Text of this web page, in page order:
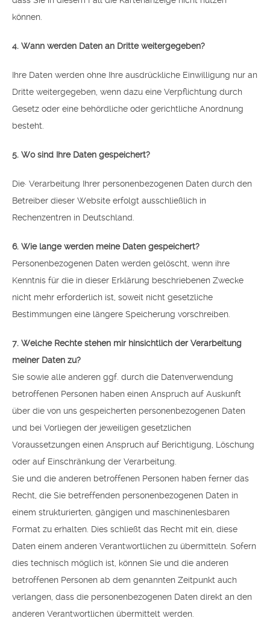
können.
4. Wann werden Daten an Dritte weitergegeben?
Ihre Daten werden ohne Ihre ausdrückliche Einwilligung nur an
Dritte weitergegeben, wenn dazu eine Verpflichtung durch
Gesetz oder eine behördliche oder gerichtliche Anordnung
besteht.
5. Wo sind Ihre Daten gespeichert?
Die· Verarbeitung Ihrer personenbezogenen Daten durch den
Betreiber dieser Website erfolgt ausschließlich in
Rechenzentren in Deutschland.
6. Wie lange werden meine Daten gespeichert?
Personenbezogenen Daten werden gelöscht, wenn ihre
Kenntnis für die in dieser Erklärung beschriebenen Zwecke
nicht mehr erforderlich ist, soweit nicht gesetzliche
Bestimmungen eine längere Speicherung vorschreiben.
7. Welche Rechte stehen mir hinsichtlich der Verarbeitung
meiner Daten zu?
Sie sowie alle anderen ggf. durch die Datenverwendung
betroffenen Personen haben einen Anspruch auf Auskunft
über die von uns gespeicherten personenbezogenen Daten
und bei Vorliegen der jeweiligen gesetzlichen
Voraussetzungen einen Anspruch auf Berichtigung, Löschung
oder auf Einschränkung der Verarbeitung.
Sie und die anderen betroffenen Personen haben ferner das
Recht, die Sie betreffenden personenbezogenen Daten in
einem strukturierten, gängigen und maschinenlesbaren
Format zu erhalten. Dies schließt das Recht mit ein, diese
Daten einem anderen Verantwortlichen zu übermitteln. Sofern
dies technisch möglich ist, können Sie und die anderen
betroffenen Personen ab dem genannten Zeitpunkt auch
verlangen, dass die personenbezogenen Daten direkt an den
anderen Verantwortlichen übermittelt werden.